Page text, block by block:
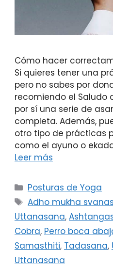
Cómo hacer
Si quieres tener una
pero no sabes por
recomiendo el Saludo
por sí una serie de
completa. Además,
otro tipo de prácticas
como el ayuno o
Leer más
Posturas de Yoga
Adho mukha
Uttanasana,
Cobra, Perro boca
Samasthiti, Tadasana,
Uttanasana